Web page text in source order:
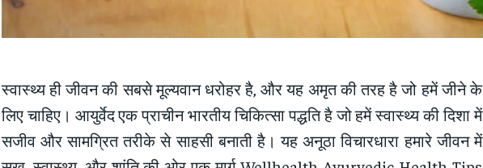
स्वास्थ्य ही जीवन की सबसे मूल्यवान धरोहर है, और यह अमृत की तरह है जो हमें जीने के
लिए चाहिए। आयुर्वेद एक प्राचीन भारतीय चिकित्सा पद्धति है जो हमें स्वास्थ्य की दिशा में
सजीव और सामग्रित तरीके से साहसी बनाती है। यह अनूठा विचारधारा हमारे जीवन में